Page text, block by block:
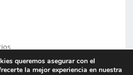
queremos asegurar con el
la mejor experiencia en nuestra